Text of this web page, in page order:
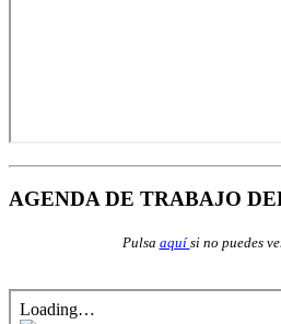
AGENDA DE TRABAJO
Pulsa aquísi no puedes